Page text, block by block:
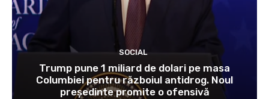
SOCIAL
Trump pune 1 miliard de dolari pe masa
Columbiei pentru războiul antidrog. Noul
președinte promite o ofensivă